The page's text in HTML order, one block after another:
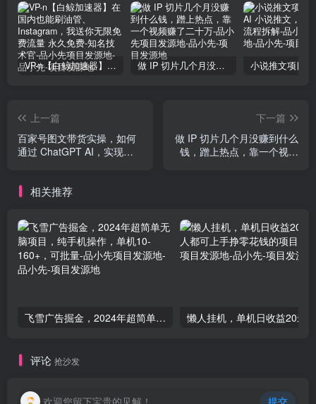
VP-n【白鲸加速器】在国内也能刷油管、Instagram，我送你无限免费流量 永久免费-知名技术官-品小先项目发源地 做 IP 切片几个月没赚到什么钱，蹭上热点，靠一个视频赚了二十万-品小先项目发源地
上一篇
百家号图文带货实操，如何
通过 ChatGPT AI，实现批
下一篇
做 IP 切片几个月没赚到什么
钱，蹭上热点，靠一个视频
相关推荐
飞雪广告掘金，2024年超简单无脑项目，纯手机操作，单机10-160+，可批量-品小先项目发源地
评论 抢沙发